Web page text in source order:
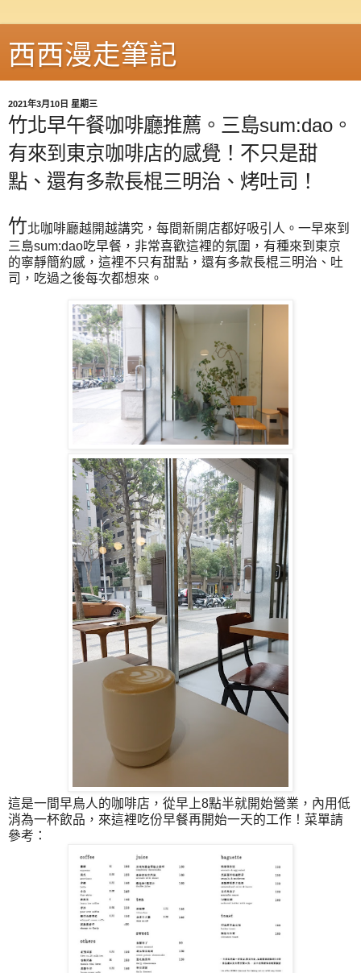
西西漫走筆記
2021年3月10日 星期三
竹北早午餐咖啡廳推薦。三島sum:dao。
有來到東京咖啡店的感覺！不只是甜
點、還有多款長棍三明治、烤吐司！
竹北咖啡廳越開越講究，每間新開店都好吸引人。一早來到
三島sum:dao吃早餐，非常喜歡這裡的氛圍，有種來到東京
的寧靜簡約感，這裡不只有甜點，還有多款長棍三明治、吐
司，吃過之後每次都想來。
這是一間早鳥人的咖啡店，從早上8點半就開始營業，內用低
消為一杯飲品，來這裡吃份早餐再開始一天的工作！菜單請
參考：